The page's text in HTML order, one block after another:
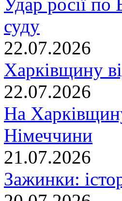
Удар росії по
суду
22.07.2026
Харківщину
22.07.2026
На
Німеччини
21.07.2026
Зажинки: